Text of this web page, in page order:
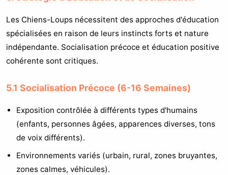
Les Chiens-Loups nécessitent des approches d'éducation
spécialisées en raison de leurs instincts forts et nature
indépendante. Socialisation précoce et éducation positive
cohérente sont critiques.
5.1 Socialisation Précoce (6-16 Semaines)
Exposition contrôlée à différents types d'humains
(enfants, personnes âgées, apparences diverses, tons
de voix différents).
Environnements variés (urbain, rural, zones bruyantes,
zones calmes, véhicules).